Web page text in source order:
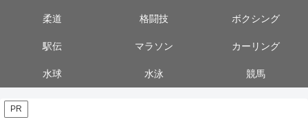
柔道 格闘技 ボクシング
駅伝 マラソン カーリング
水球 水泳 競馬
PR